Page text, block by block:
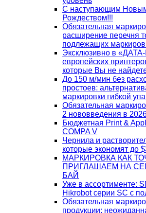
С наступающим
Рождеством!!!
Обязательная
расширение перечня
подлежащих
Эксклюзивно в
европейских
которые Вы не
До 150 м/мин без
простоев:
маркировки гибкой
Обязательная
2 нововведения в
Бюджетная Print &
COMPA V
Чернила и
которые экономят до
МАРКИРОВКА КАК
ПРИГЛАШАЕМ НА
БАЙ
Уже в ассортименте:
Hikrobot серии SC с
Обязательная
продукции: